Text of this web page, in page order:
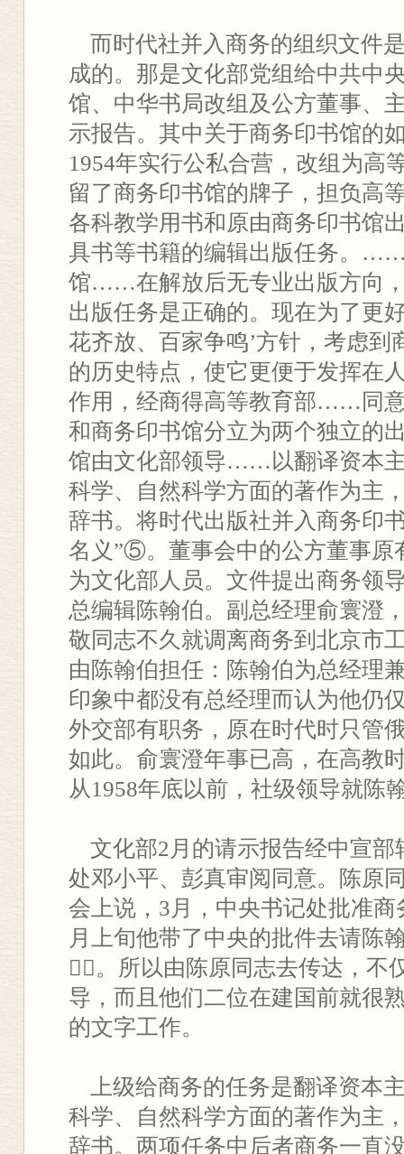
而时代社并入商务的组织文件
成的。那是文化部党组给中共中
馆、中华书局改组及公方董事、
示报告。其中关于商务印书馆的
1954年实行公私合营，改组为高
留了商务印书馆的牌子，担负高
各科教学用书和原由商务印书馆
具书等书籍的编辑出版任务。
馆……在解放后无专业出版方向
出版任务是正确的。现在为了更
花齐放、百家争鸣’方针，考虑
的历史特点，使它更便于发挥在
作用，经商得高等教育部……同
和商务印书馆分立为两个独立
馆由文化部领导……以翻译资本
科学、自然科学方面的著作为主
辞书。将时代出版社并入商务印
名义”⑤。董事会中的公方董事原
为文化部人员。文件提出商务领
总编辑陈翰伯。副总经理俞寰澄
敬同志不久就调离商务到北京市
由陈翰伯担任：陈翰伯为总经理
印象中都没有总经理而认为他仍
外交部有职务，原在时代时只管
如此。俞寰澄年事已高，在高教
从1958年底以前，社级领导就陈
文化部2月的请示报告经中宣部
处邓小平、彭真审阅同意。陈原
会上说，3月，中央书记处批准
月上旬他带了中央的批件去请陈
⑥。所以由陈原同志去传达，不
导，而且他们二位在建国前就很
的文字工作。
上级给商务的任务是翻译资本
科学、自然科学方面的著作为主
辞书。两项任务中后者商务一直